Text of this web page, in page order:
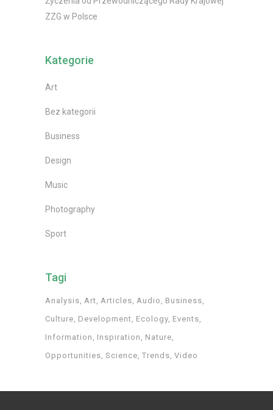
ZZG w Polsce
Kategorie
Art
Bez kategorii
Business
Design
Music
Photography
Sport
Tagi
Analysis Art Articles Audio
Business
Culture Development Ecology Events
Information
Inspiration
Nature
Opportunities Science Trends Video